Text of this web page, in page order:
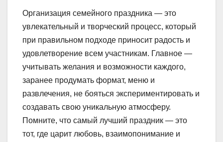
Организация семейного праздника — это
увлекательный и творческий процесс, который
при правильном подходе приносит радость и
удовлетворение всем участникам. Главное —
учитывать желания и возможности каждого,
заранее продумать формат, меню и
развлечения, не бояться экспериментировать и
создавать свою уникальную атмосферу.
Помните, что самый лучший праздник — это
тот, где царит любовь, взаимопонимание и